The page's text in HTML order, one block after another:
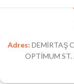
Adres: DEMİRTAŞ
OPTİMUM ST.